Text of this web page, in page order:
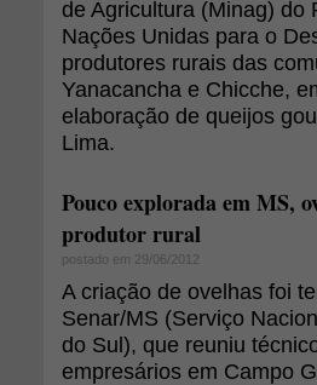
de Agricultura (Minag) do
Nações Unidas para o
produtores rurais das
Yanacancha e Chicche,
elaboração de queijos
Lima.
Pouco explorada em MS,
produtor rural
postado em 29/06/2012
A criação de ovelhas foi
Senar/MS (Serviço
do Sul), que reuniu
empresários em Campo